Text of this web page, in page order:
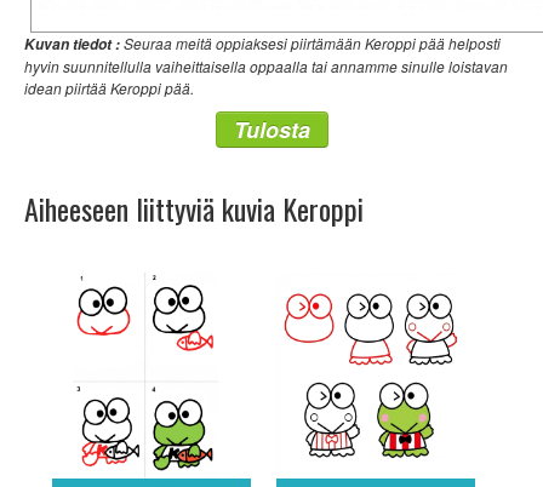
Kuvan tiedot :Seuraa meitä oppiaksesi piirtämään Keroppi pää helposti
hyvin suunnitellulla vaiheittaisella oppaalla tai annamme sinulle loistavan
idean piirtää Keroppi pää.
Tulosta
Aiheeseen liittyviä kuvia Keroppi